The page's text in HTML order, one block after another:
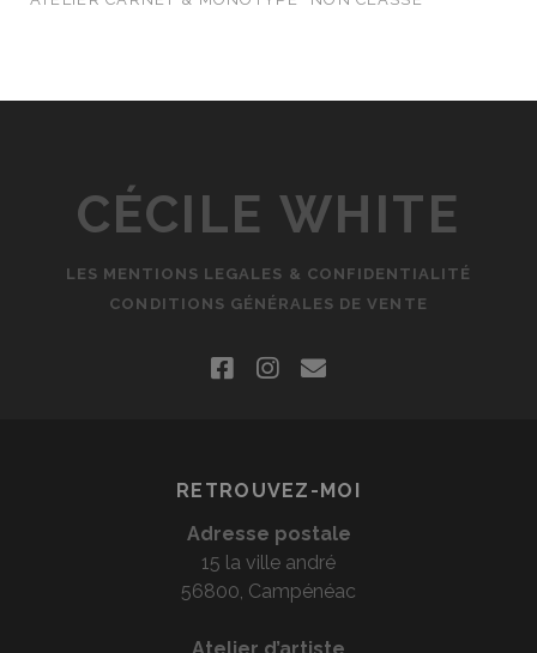
CÉCILE WHITE
LES MENTIONS LEGALES & CONFIDENTIALITÉ
CONDITIONS GÉNÉRALES DE VENTE
facebookinstagram
email
RETROUVEZ-MOI
Adresse postale
15 la ville andré
56800, Campénéac